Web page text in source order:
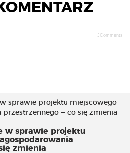
JComments
w sprawie projektu
zmienia